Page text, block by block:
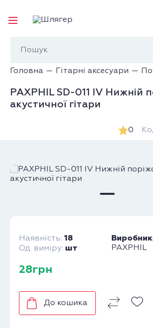
Головна Гітарні аксесуари
PAXPHIL SD-011 IV Нижній
акустичної гітари
0
Наявність: 18
Од. виміру: шт
PAXPHIL
28грн
До кошика